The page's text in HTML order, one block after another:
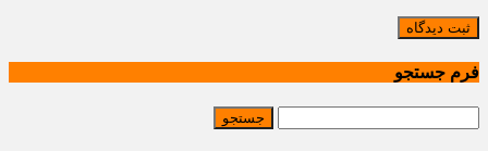
ثبت دیدگاه
فرم جستجو